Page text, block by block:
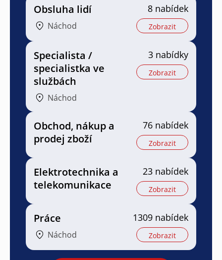
Obsluha lidí
Náchod
8 nabídek
Zobrazit
Specialista /
specialistka ve
službách
Náchod
3 nabídky
Zobrazit
Obchod, nákup a
prodej zboží
76 nabídek
Zobrazit
Elektrotechnika a
telekomunikace
23 nabídek
Zobrazit
Práce
Náchod
1309 nabídek
Zobrazit